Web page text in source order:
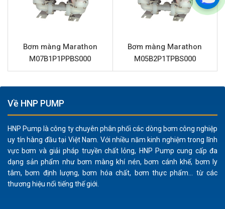
nhôm kết hợp với màng, bi và đế bi bằng PTFE
(Teflon) giúp bơm chống chịu tốt với nhiều loại hóa
ăn mòn trung bình.
Độ bền vượt trội:Cấu tạo từ các vật liệu cao cấp như
nhôm, PTFE và Santoprene đảm bảo tuổi thọ vận
hành lâu dài, giảm thiểu chi phí bảo trì và thay thế phụ
tùng.
Linh hoạt trong ứng dụng:Có khả năng bơm nhiều
loại chất lỏng từ có độ nhớt thấp đến cao, chất lỏng
chứa hạt rắn nhỏ, bùn lỏng mà không gây hư hại.
An toàn cháy nổ:Vận hành bằng khí nén, không sử
dụng điện, giúp bơm màng Marathon
M1FB1A2TABS000 an toàn tuyệt đối khi làm việc
Bơm màng Marathon
M07B1P1PPBS000
Bơm màng Marathon
M05B2P1TPBS000
Về HNP PUMP
HNP Pump là công ty chuyên phân phối các dòng bơm công nghiệp
uy tín hàng đầu tại Việt Nam. Với nhiều năm kinh nghiệm trong lĩnh
vực bơm và giải pháp truyền chất lỏng, HNP Pump cung cấp đa
dạng sản phẩm như bơm màng khí nén, bơm cánh khế, bơm ly
tâm, bơm định lượng, bơm hóa chất, bơm thực phẩm... từ các
thương hiệu nổi tiếng thế giới.